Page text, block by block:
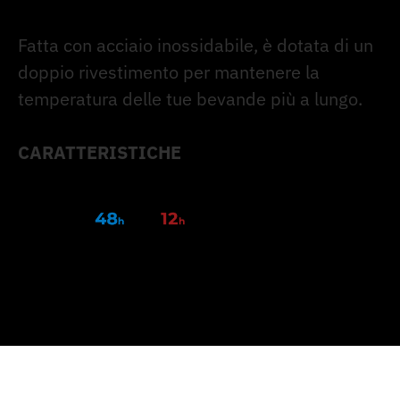
Fatta con acciaio inossidabile, è dotata di un
doppio rivestimento per mantenere la
temperatura delle tue bevande più a lungo.
CARATTERISTICHE